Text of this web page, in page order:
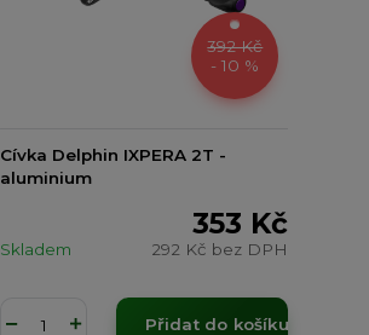
392 Kč
- 10 %
Cívka Delphin IXPERA 2T -
aluminium
353 Kč
292 Kč bez DPH
Skladem
Přidat do košíku